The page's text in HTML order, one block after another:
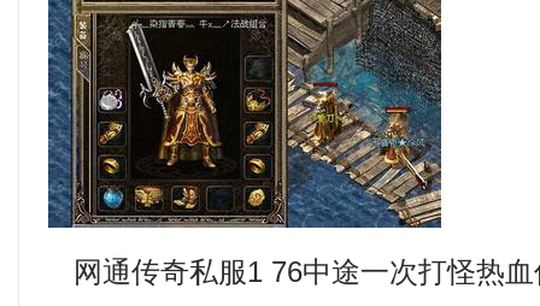
网通传奇私服1 76中途一次打怪热